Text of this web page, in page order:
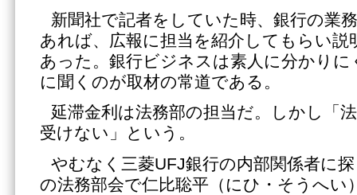
新聞社で記者をしていた時、銀行の業
あれば、広報に担当を紹介してもらい
あった。銀行ビジネスは素人に分かりに
に聞くのが取材の常道である。
延滞金利は法務部の担当だ。しかし「
受けない」という。
やむなく三菱UFJ銀行の内部関係者に
の法務部会で仁比聡平（にひ・そうへい